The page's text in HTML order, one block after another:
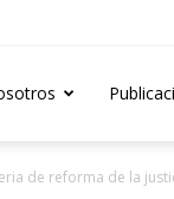
de reforma de la